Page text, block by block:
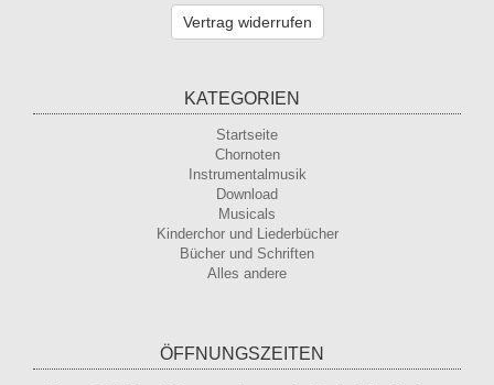
Vertrag widerrufen
KATEGORIEN
Startseite
Chornoten
Instrumentalmusik
Download
Musicals
Kinderchor und Liederbücher
Bücher und Schriften
Alles andere
ÖFFNUNGSZEITEN